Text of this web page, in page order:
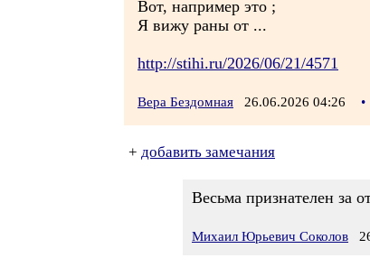
Вот, например это ;
Я вижу раны от ...
http://stihi.ru/2026/06/21/4571
Вера Бездомная 26.06.2026 04:26 •
+ добавить замечания
Весьма признателен за
Михаил Юрьевич Соколов